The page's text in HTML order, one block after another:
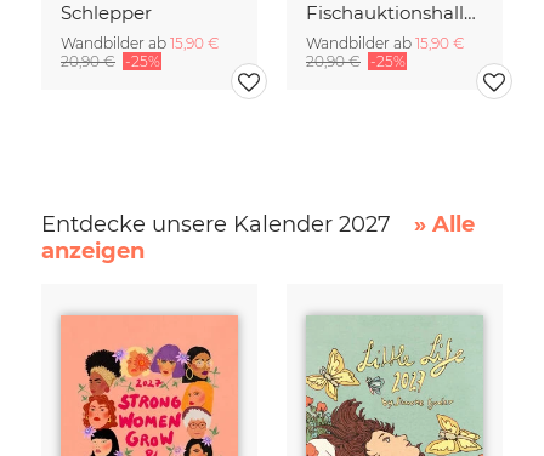
Schlepper
Wandbilder ab 15,90 €
20,90 € -25%
Fischauktionshalle II
Wandbilder ab 15,90 €
20,90 € -25%
Entdecke unsere Kalender 2027
» Alle
anzeigen